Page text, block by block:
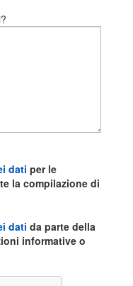
dati per le
la compilazione di
dati da parte della
informative o